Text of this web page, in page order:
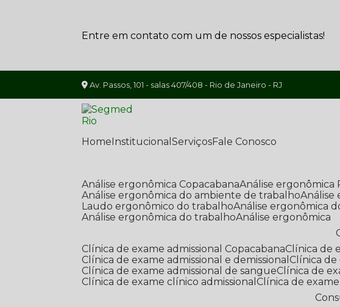
Entre em contato com um de nossos especialistas!
Av. Passos, 101 - salas 407/408 - Rio de Janeiro - RJ
Home Institucional Serviços Fale Conosco
Análise ergonômica Copacabana Análise ergonômica
Análise ergonômica do ambiente de trabalho
Laudo ergonômico do trabalho Análise ergonômica
Análise ergonômica do trabalho Análise ergonômica
Clínica de exame admissional Copacabana
Clínica
Clínica de exame admissional e demissional
Clínica
Clínica de exame admissional de sangue
Clínica de
Clínica de exame clínico admissional
Clínica de